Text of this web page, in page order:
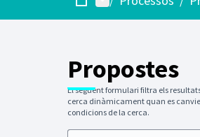
Propostes
El següent formulari filtra els
cerca dinàmicament quan es
condicions de la cerca.